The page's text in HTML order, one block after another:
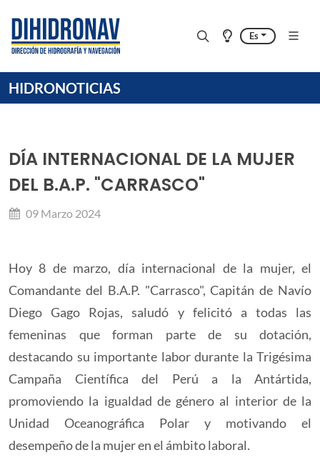
Es
HIDRONOTICIAS
DÍA INTERNACIONAL DE LA MUJER
DEL B.A.P. "CARRASCO"
09 Marzo 2024
Hoy 8 de marzo, día internacional de la mujer, el
Comandante del B.A.P. "Carrasco", Capitán de Navío
Diego Gago Rojas, saludó y felicitó a todas las
femeninas que forman parte de su dotación,
destacando su importante labor durante la Trigésima
Campaña Científica del Perú a la Antártida,
promoviendo la igualdad de género al interior de la
Unidad Oceanográfica Polar y motivando el
desempeño de la mujer en el ámbito laboral.